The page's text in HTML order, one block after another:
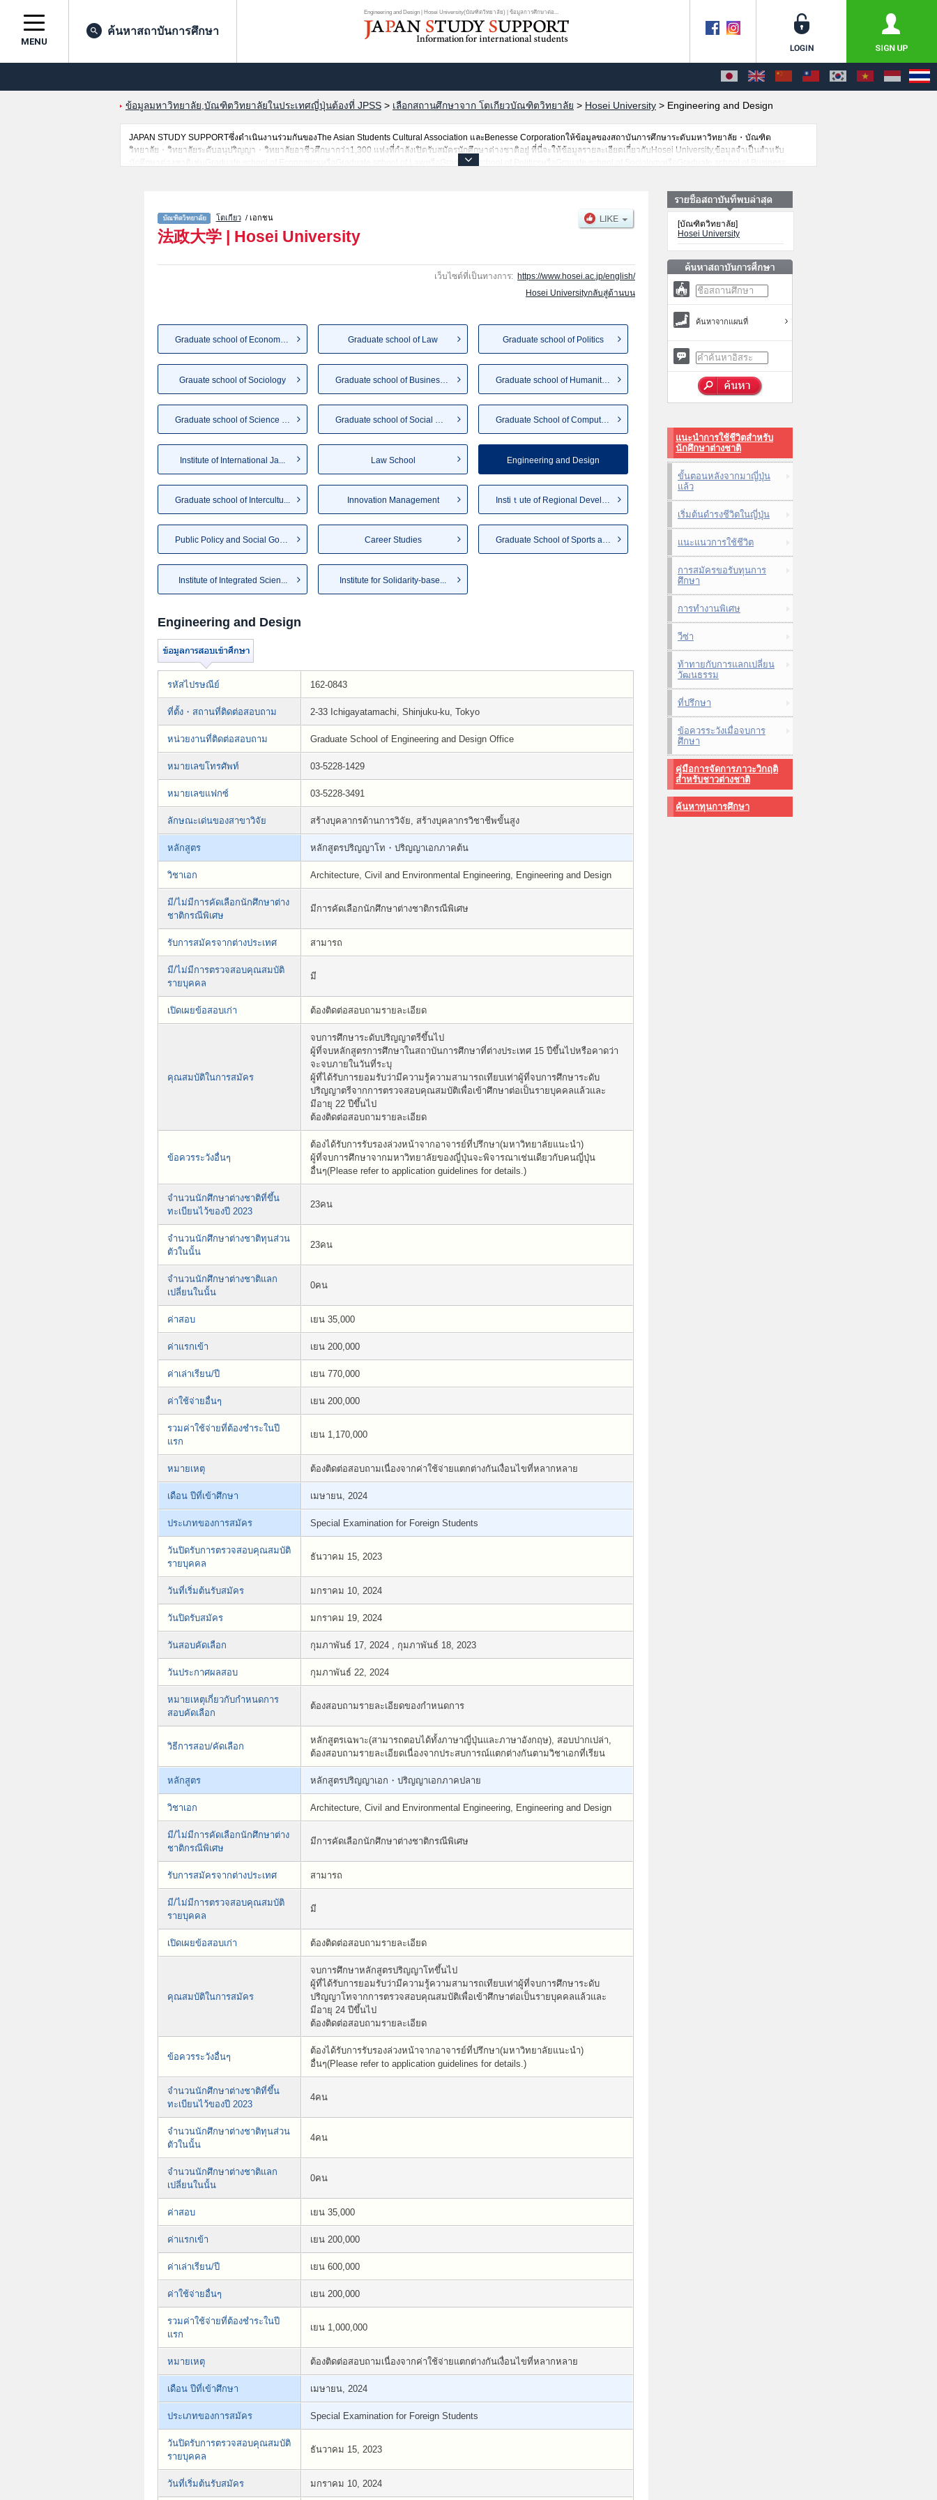
Engineering and Design | Hosei University(บัณฑิตวิทยาลัย) | ข้อมูลการศึกษาต่อ...
MENU
ค้นหาสถาบันการศึกษา
ข้อมูลมหาวิทยาลัย,บัณฑิตวิทยาลัยในประเทศญี่ปุ่นต้องที่ JPSS > เลือกสถานศึกษาจาก โตเกียวบัณฑิตวิทยาลัย > Hosei University > Engineering and Design
JAPAN STUDY SUPPORTซึ่งดำเนินงานร่วมกันของThe Asian Students Cultural Association และBenesse Corporationให้ข้อมูลของสถาบันการศึกษาระดับมหาวิทยาลัย・บัณฑิต
วิทยาลัย・วิทยาลัยระดับอนุปริญญา・วิทยาลัยอาชีวศึกษากว่า1,300 แห่งที่กำลังเปิดรับสมัครนักศึกษาต่างชาติอยู่ ที่นี่จะให้ข้อมูลรายละเอียดเกี่ยวกับHosei University,ข้อมูลจำเป็นสำหรับ
นักศึกษาต่างชาติเช่นGraduate school of EconomicsหรือGraduate school of LawหรือGraduate school of PoliticsหรือGrauate school of SociologyหรือGraduate school of Business
CommunicationหรือInnovation ManagementหรือInstiｔute of Regional DevelopmentหรือPublic Policy and Social GovernanceหรือCareer StudiesหรือGraduate School of Sports and
Health StudiesหรือInstitute of Integrated Science and TechnologyหรือInstitute for Solidarity-based Society เป็นต้น,ข้อมูลของแต่ละสาขาวิจัย,ข้อมูลการสอบคัดเลือกเข้าศึกษาเช่นจำนวน
คนที่รับสมัครหรือจำนวนคนที่ผ่านการสอบคัดเลือกเป็นต้น,แนะนำสถานที่,การเดินทางเป็นต้นไว้ด้วยดังนั้นขอเชิญใช้บริการค้นหาข้อมูลตามอัธยาศัย
โตเกียว/ เอกชน
法政大学 | Hosei University
เว็บไซต์ที่เป็นทางการ: https://www.hosei.ac.jp/english/
Hosei Universityกลับสู่ด้านบน
Graduate school of Economics Graduate school of Law Graduate school of Politics
Grauate school of Sociology Graduate school of Humanities
Graduate school of Science an... Graduate school of Social Wel... Graduate School of Computer a...
Institute of International Ja... Law School Engineering and Design
Graduate school of Intercultu... Innovation Management Instiｔute of Regional Develo...
Public Policy and Social Gove... Career Studies Graduate School of Sports and...
Institute of Integrated Scien... Institute for Solidarity-base...
Engineering and Design
รหัสไปรษณีย์ 162-0843
ที่ตั้ง・สถานที่ติดต่อสอบถาม 2-33 Ichigayatamachi, Shinjuku-ku, Tokyo
หน่วยงานที่ติดต่อสอบถาม Graduate School of Engineering and Design Office
หมายเลขโทรศัพท์ 03-5228-1429
หมายเลขแฟกซ์ 03-5228-3491
ลักษณะเด่นของสาขาวิจัย สร้างบุคลากรด้านการวิจัย, สร้างบุคลากรวิชาชีพขั้นสูง
หลักสูตร หลักสูตรปริญญาโท・ปริญญาเอกภาคต้น
วิชาเอก Architecture, Civil and Environmental Engineering, Engineering and Design
มี/ไม่มีการคัดเลือกนักศึกษาต่าง
ชาติกรณีพิเศษ
มีการคัดเลือกนักศึกษาต่างชาติกรณีพิเศษ
รับการสมัครจากต่างประเทศ สามารถ
มี/ไม่มีการตรวจสอบคุณสมบัติ
รายบุคคล
มี
เปิดเผยข้อสอบเก่า ต้องติดต่อสอบถามรายละเอียด
คุณสมบัติในการสมัคร
จบการศึกษาระดับปริญญาตรีขึ้นไป
ผู้ที่จบหลักสูตรการศึกษาในสถาบันการศึกษาที่ต่างประเทศ 15 ปีขึ้นไปหรือคาดว่า
จะจบภายในวันที่ระบุ
ผู้ที่ได้รับการยอมรับว่ามีความรู้ความสามารถเทียบเท่าผู้ที่จบการศึกษาระดับ
ปริญญาตรีจากการตรวจสอบคุณสมบัติเพื่อเข้าศึกษาต่อเป็นรายบุคคลแล้วและ
มีอายุ 22 ปีขึ้นไป
ต้องติดต่อสอบถามรายละเอียด
ข้อควรระวังอื่นๆ
ต้องได้รับการรับรองล่วงหน้าจากอาจารย์ที่ปรึกษา(มหาวิทยาลัยแนะนำ)
ผู้ที่จบการศึกษาจากมหาวิทยาลัยของญี่ปุ่นจะพิจารณาเช่นเดียวกับคนญี่ปุ่น
อื่นๆ(Please refer to application guidelines for details.)
จำนวนนักศึกษาต่างชาติที่ขึ้น
ทะเบียนไว้ของปี 2023
23คน
จำนวนนักศึกษาต่างชาติทุนส่วน
ตัวในนั้น
23คน
จำนวนนักศึกษาต่างชาติแลก
เปลี่ยนในนั้น
0คน
ค่าสอบ เยน 35,000
ค่าแรกเข้า เยน 200,000
ค่าเล่าเรียน/ปี เยน 770,000
ค่าใช้จ่ายอื่นๆ เยน 200,000
รวมค่าใช้จ่ายที่ต้องชำระในปี
แรก
เยน 1,170,000
หมายเหตุ ต้องติดต่อสอบถามเนื่องจากค่าใช้จ่ายแตกต่างกันเงื่อนไขที่หลากหลาย
เดือน ปีที่เข้าศึกษา เมษายน, 2024
ประเภทของการสมัคร Special Examination for Foreign Students
วันปิดรับการตรวจสอบคุณสมบัติ
รายบุคคล
ธันวาคม 15, 2023
วันที่เริ่มต้นรับสมัคร มกราคม 10, 2024
วันปิดรับสมัคร มกราคม 19, 2024
วันสอบคัดเลือก กุมภาพันธ์ 17, 2024 , กุมภาพันธ์ 18, 2023
วันประกาศผลสอบ กุมภาพันธ์ 22, 2024
หมายเหตุเกี่ยวกับกำหนดการ
สอบคัดเลือก
ต้องสอบถามรายละเอียดของกำหนดการ
วิธีการสอบ/คัดเลือก
หลักสูตรเฉพาะ(สามารถตอบได้ทั้งภาษาญี่ปุ่นและภาษาอังกฤษ), สอบปากเปล่า,
ต้องสอบถามรายละเอียดเนื่องจากประสบการณ์แตกต่างกันตามวิชาเอกที่เรียน
หลักสูตร หลักสูตรปริญญาเอก・ปริญญาเอกภาคปลาย
วิชาเอก Architecture, Civil and Environmental Engineering, Engineering and Design
มี/ไม่มีการคัดเลือกนักศึกษาต่าง
ชาติกรณีพิเศษ
มีการคัดเลือกนักศึกษาต่างชาติกรณีพิเศษ
รับการสมัครจากต่างประเทศ สามารถ
มี/ไม่มีการตรวจสอบคุณสมบัติ
รายบุคคล
มี
เปิดเผยข้อสอบเก่า ต้องติดต่อสอบถามรายละเอียด
คุณสมบัติในการสมัคร
จบการศึกษาหลักสูตรปริญญาโทขึ้นไป
ผู้ที่ได้รับการยอมรับว่ามีความรู้ความสามารถเทียบเท่าผู้ที่จบการศึกษาระดับ
ปริญญาโทจากการตรวจสอบคุณสมบัติเพื่อเข้าศึกษาต่อเป็นรายบุคคลแล้วและ
มีอายุ 24 ปีขึ้นไป
ต้องติดต่อสอบถามรายละเอียด
ข้อควรระวังอื่นๆ
ต้องได้รับการรับรองล่วงหน้าจากอาจารย์ที่ปรึกษา(มหาวิทยาลัยแนะนำ)
อื่นๆ(Please refer to application guidelines for details.)
จำนวนนักศึกษาต่างชาติที่ขึ้น
ทะเบียนไว้ของปี 2023
4คน
จำนวนนักศึกษาต่างชาติทุนส่วน
ตัวในนั้น
4คน
จำนวนนักศึกษาต่างชาติแลก
เปลี่ยนในนั้น
0คน
ค่าสอบ เยน 35,000
ค่าแรกเข้า เยน 200,000
ค่าเล่าเรียน/ปี เยน 600,000
ค่าใช้จ่ายอื่นๆ เยน 200,000
รวมค่าใช้จ่ายที่ต้องชำระในปี
แรก
เยน 1,000,000
หมายเหตุ ต้องติดต่อสอบถามเนื่องจากค่าใช้จ่ายแตกต่างกันเงื่อนไขที่หลากหลาย
เดือน ปีที่เข้าศึกษา เมษายน, 2024
ประเภทของการสมัคร Special Examination for Foreign Students
วันปิดรับการตรวจสอบคุณสมบัติ
รายบุคคล
ธันวาคม 15, 2023
วันที่เริ่มต้นรับสมัคร มกราคม 10, 2024
[บัณฑิตวิทยาลัย]
Hosei University
ค้นหาจากแผนที่
แนะนำการใช้ชีวิตสำหรับ
นักศึกษาต่างชาติ
ขั้นตอนหลังจากมาญี่ปุ่น
แล้ว
เริ่มต้นดำรงชีวิตในญี่ปุ่น
แนะแนวการใช้ชีวิต
การสมัครขอรับทุนการ
ศึกษา
การทำงานพิเศษ
วีซ่า
ท้าทายกับการแลกเปลี่ยน
วัฒนธรรม
ที่ปรึกษา
ข้อควรระวังเมื่อจบการ
ศึกษา
คู่มือการจัดการภาวะวิกฤติ
สำหรับชาวต่างชาติ
ค้นหาทุนการศึกษา